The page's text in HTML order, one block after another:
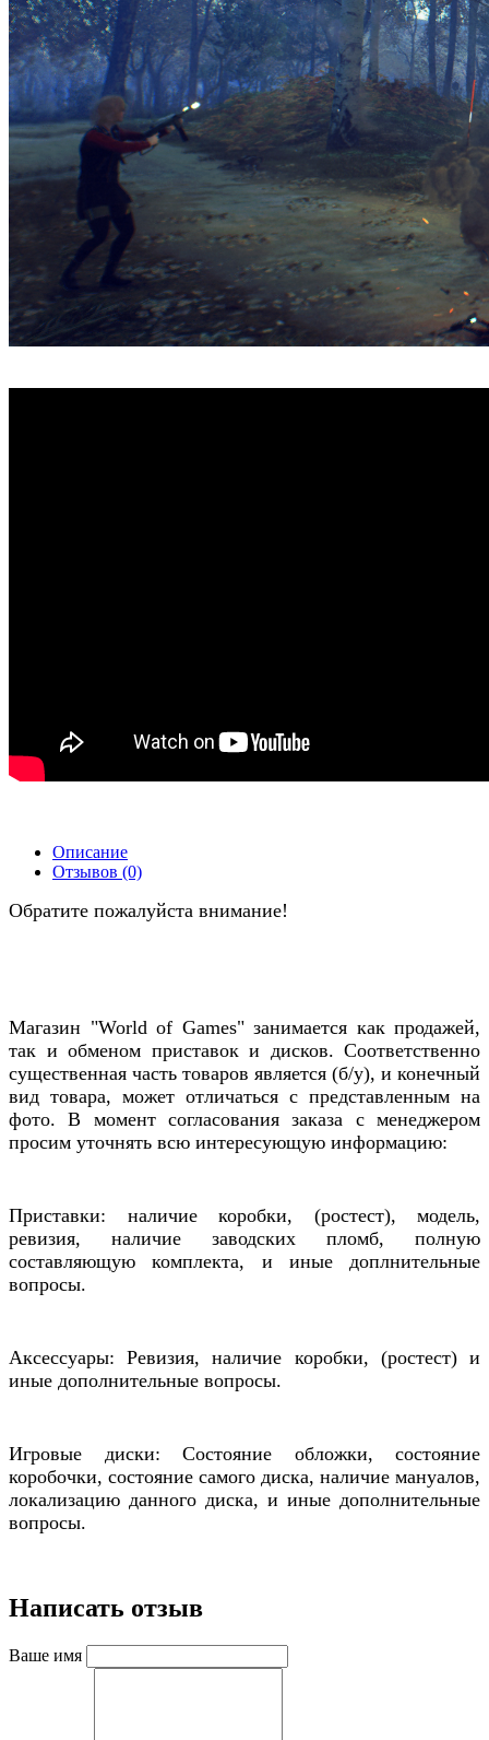
Описание
Отзывов (0)
Обратите пожалуйста внимание!
Магазин "World of Games" занимается как продажей,
так и обменом приставок и дисков. Соответственно
существенная часть товаров является (б/у), и конечный
вид товара, может отличаться с представленным на
фото. В момент согласования заказа с менеджером
просим уточнять всю интересующую информацию:
Приставки: наличие коробки, (ростест), модель,
ревизия, наличие заводских пломб, полную
составляющую комплекта, и иные доплнительные
вопросы.
Аксессуары: Ревизия, наличие коробки, (ростест) и
иные дополнительные вопросы.
Игровые диски: Состояние обложки, состояние
коробочки, состояние самого диска, наличие мануалов,
локализацию данного диска, и иные дополнительные
вопросы.
Написать отзыв
Ваше имя